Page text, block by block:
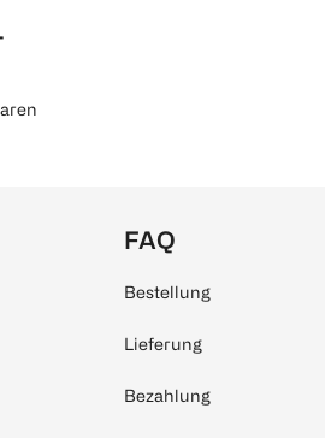
FAQ
Bestellung
Lieferung
Bezahlung